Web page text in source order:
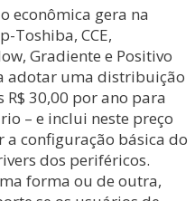
econômica gera na
Toshiba, CCE,
Gradiente e Positivo
adotar uma distribuição
30,00 por ano para
– e inclui neste preço
configuração básica do
dos periféricos.
forma ou de outra,